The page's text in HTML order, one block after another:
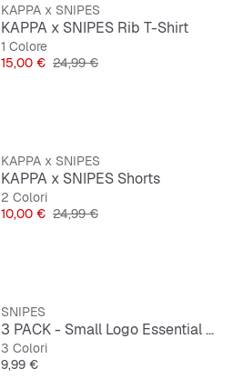
KAPPA x SNIPES
KAPPA x SNIPES Rib T-Shirt
1 Colore
Prezzo
15,00 € Prezzo originale
24,99 €
KAPPA x SNIPES
KAPPA x SNIPES Shorts
2 Colori
Prezzo
10,00 € Prezzo originale
24,99 €
SNIPES
3 PACK - Small Logo Essential Crew Socks
3 Colori
Prezzo
9,99 €